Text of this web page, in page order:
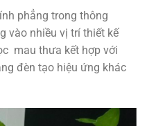
phẳng trong thông
vào nhiều vị trí thiết kế
mau thưa kết hợp với
đèn tạo hiệu ứng khác